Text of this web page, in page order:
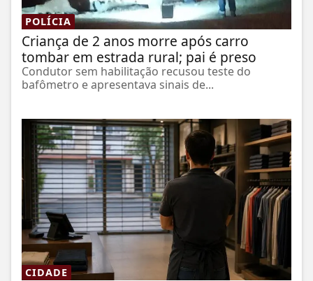
POLÍCIA
Criança de 2 anos morre após carro
tombar em estrada rural; pai é preso
Condutor sem habilitação recusou teste do
bafômetro e apresentava sinais de...
CIDADE